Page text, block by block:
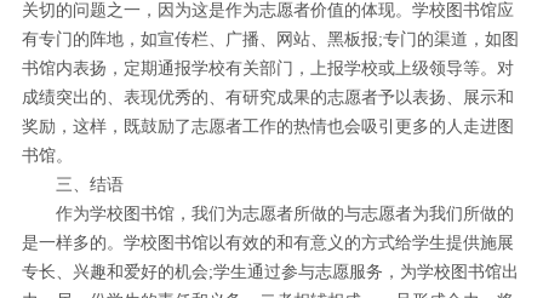
关切的问题之一，因为这是作为志愿者价值的体现。学校图书馆应
有专门的阵地，如宣传栏、广播、网站、黑板报;专门的渠道，如图
书馆内表扬，定期通报学校有关部门，上报学校或上级领导等。对
成绩突出的、表现优秀的、有研究成果的志愿者予以表扬、展示和
奖励，这样，既鼓励了志愿者工作的热情也会吸引更多的人走进图
书馆。
三、结语
作为学校图书馆，我们为志愿者所做的与志愿者为我们所做的
是一样多的。学校图书馆以有效的和有意义的方式给学生提供施展
专长、兴趣和爱好的机会;学生通过参与志愿服务，为学校图书馆出